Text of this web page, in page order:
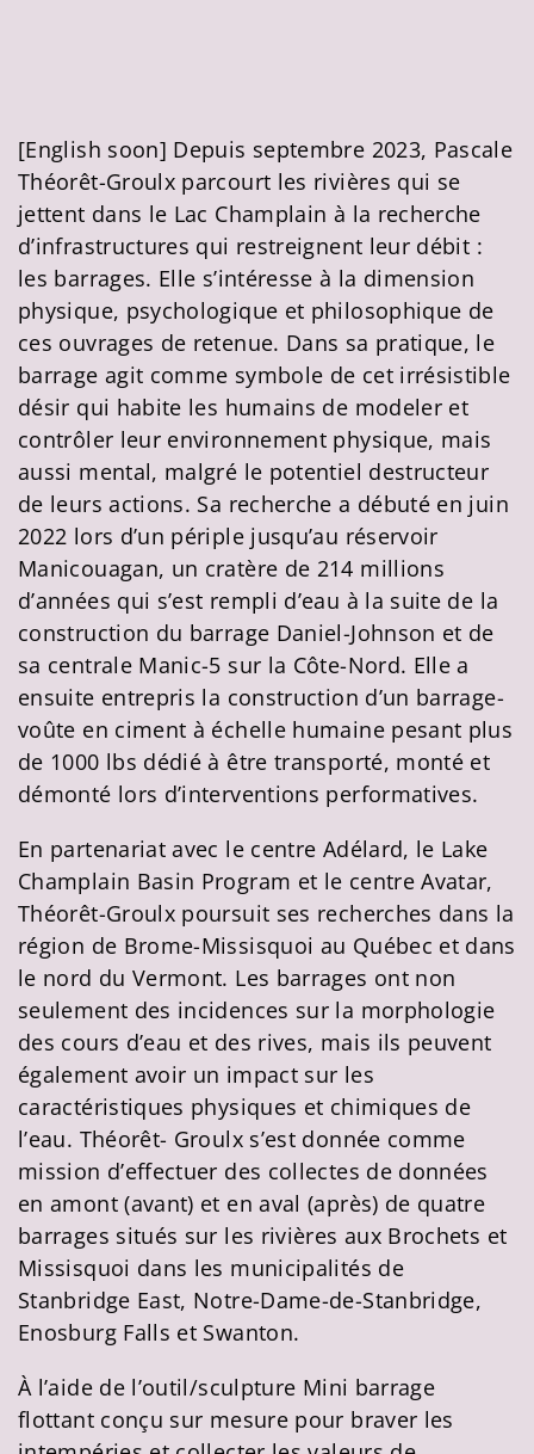
[English soon] Depuis septembre 2023, Pascale
Théorêt-Groulx parcourt les rivières qui se
jettent dans le Lac Champlain à la recherche
d’infrastructures qui restreignent leur débit :
les barrages. Elle s’intéresse à la dimension
physique, psychologique et philosophique de
ces ouvrages de retenue. Dans sa pratique, le
barrage agit comme symbole de cet irrésistible
désir qui habite les humains de modeler et
contrôler leur environnement physique, mais
aussi mental, malgré le potentiel destructeur
de leurs actions. Sa recherche a débuté en juin
2022 lors d’un périple jusqu’au réservoir
Manicouagan, un cratère de 214 millions
d’années qui s’est rempli d’eau à la suite de la
construction du barrage Daniel-Johnson et de
sa centrale Manic-5 sur la Côte-Nord. Elle a
ensuite entrepris la construction d’un barrage-
voûte en ciment à échelle humaine pesant plus
de 1000 lbs dédié à être transporté, monté et
démonté lors d’interventions performatives.
En partenariat avec le centre Adélard, le Lake
Champlain Basin Program et le centre Avatar,
Théorêt-Groulx poursuit ses recherches dans la
région de Brome-Missisquoi au Québec et dans
le nord du Vermont. Les barrages ont non
seulement des incidences sur la morphologie
des cours d’eau et des rives, mais ils peuvent
également avoir un impact sur les
caractéristiques physiques et chimiques de
l’eau. Théorêt- Groulx s’est donnée comme
mission d’effectuer des collectes de données
en amont (avant) et en aval (après) de quatre
barrages situés sur les rivières aux Brochets et
Missisquoi dans les municipalités de
Stanbridge East, Notre-Dame-de-Stanbridge,
Enosburg Falls et Swanton.
À l’aide de l’outil/sculpture Mini barrage
flottant conçu sur mesure pour braver les